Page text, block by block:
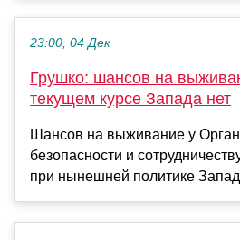
23:00, 04 Дек
Грушко: шансов на
текущем курсе Запада нет
Шансов на выживание у
безопасности и
при нынешней политике